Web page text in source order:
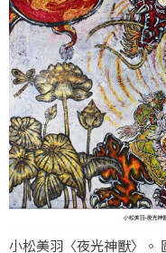
小松美羽〈夜光神獸〉